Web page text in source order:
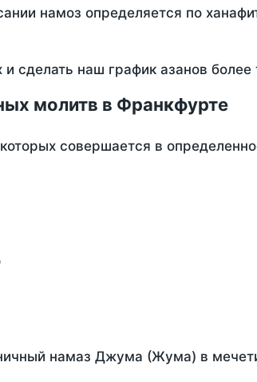
намоз определяется по
и сделать наш график азанов
молитв в Франкфурте
совершается в
намаз Джума (Жума) в